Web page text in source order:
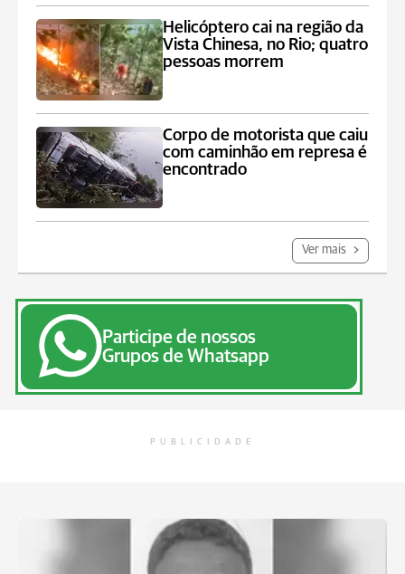
Helicóptero cai na região da
Vista Chinesa, no Rio; quatro
pessoas morrem
Corpo de motorista que caiu
com caminhão em represa é
encontrado
Ver mais
Participe de nossos
Grupos de Whatsapp
PUBLICIDADE